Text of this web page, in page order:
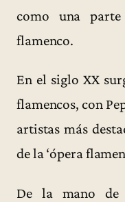
como una
flamenco.
En el siglo XX
flamencos, con
artistas más
de la ‘ópera
De la mano